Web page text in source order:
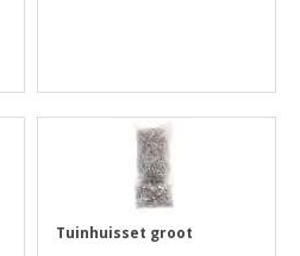
Tuinhuisset groot